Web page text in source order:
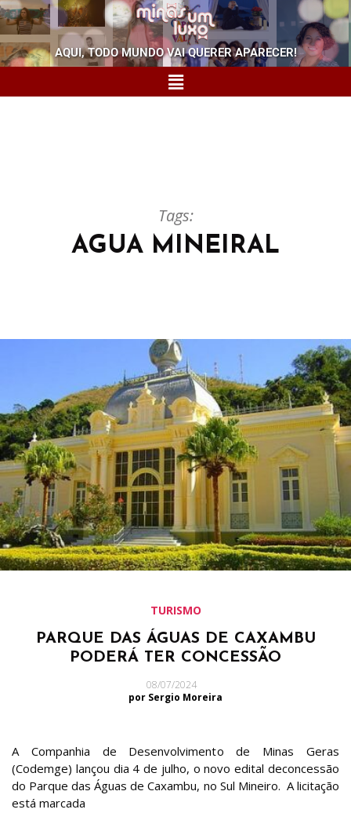
AQUI, TODO MUNDO VAI QUERER APARECER!
Tags:
AGUA MINEIRAL
TURISMO
PARQUE DAS ÁGUAS DE CAXAMBU
PODERÁ TER CONCESSÃO
08/07/2024
por Sergio Moreira
A Companhia de Desenvolvimento de Minas Geras
(Codemge) lançou dia 4 de julho, o novo edital deconcessão
do Parque das Águas de Caxambu, no Sul Mineiro. A licitação
está marcada